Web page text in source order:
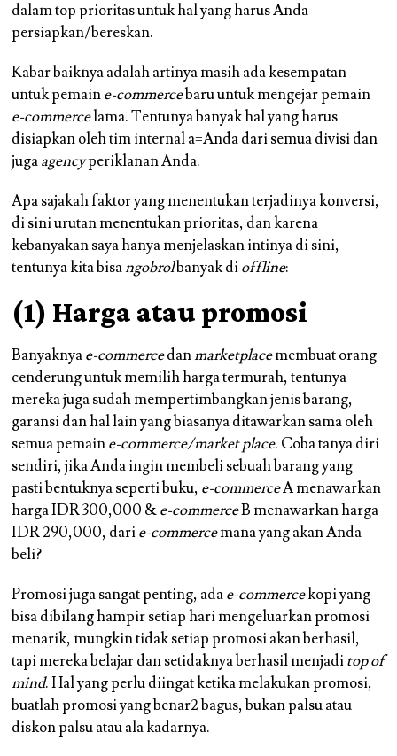
dalam top prioritas untuk hal yang harus Anda
persiapkan/bereskan.
Kabar baiknya adalah artinya masih ada kesempatan
untuk pemaine-commercebaru untuk mengejar pemain
e-commercelama. Tentunya banyak hal yang harus
disiapkan oleh tim internal a=Anda dari semua divisi dan
jugaagencyperiklanan Anda.
Apa sajakah faktor yang menentukan terjadinya konversi,
di sini urutan menentukan prioritas, dan karena
kebanyakan saya hanya menjelaskan intinya di sini,
tentunya kita bisangobrolbanyak dioffline:
(1) Harga atau promosi
Banyaknyae-commercedanmarketplacemembuat orang
cenderung untuk memilih harga termurah, tentunya
mereka juga sudah mempertimbangkan jenis barang,
garansi dan hal lain yang biasanya ditawarkan sama oleh
semua pemaine-commerce/market place. Coba tanya diri
sendiri, jika Anda ingin membeli sebuah barang yang
pasti bentuknya seperti buku, e-commerceA menawarkan
harga IDR 300,000 &e-commerceB menawarkan harga
IDR 290,000, darie-commercemana yang akan Anda
beli?
Promosi juga sangat penting, adae-commercekopi yang
bisa dibilang hampir setiap hari mengeluarkan promosi
menarik, mungkin tidak setiap promosi akan berhasil,
tapi mereka belajar dan setidaknya berhasil menjaditop of
mind. Hal yang perlu diingat ketika melakukan promosi,
buatlah promosi yang benar2 bagus, bukan palsu atau
diskon palsu atau ala kadarnya.